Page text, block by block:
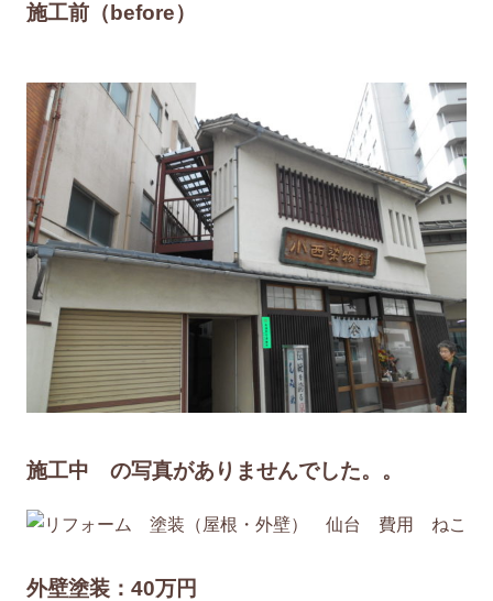
施工前（before）
施工中 の写真がありませんでした。。
外壁塗装：40万円